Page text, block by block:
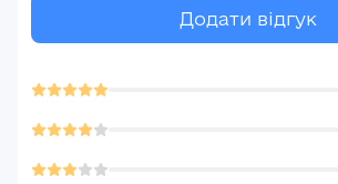
Додати відгук
Ваші враження*
Авторизація
E-mail*